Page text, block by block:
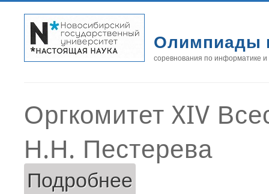
Олимпиады
соревнования по информатике
Оргкомитет XIV
Н.Н. Пестерева
Подробнее